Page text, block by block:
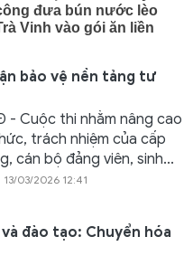
bảo vệ nền tảng tư
- Cuộc thi nhằm nâng cao
trách nhiệm của cấp
cán bộ đảng viên, sinh...
13/03/2026 12:41
đào tạo: Chuyển hóa